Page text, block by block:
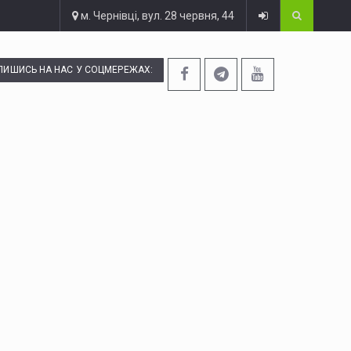
м. Чернівці, вул. 28 червня, 44
НА НАС У СОЦМЕРЕЖАХ: